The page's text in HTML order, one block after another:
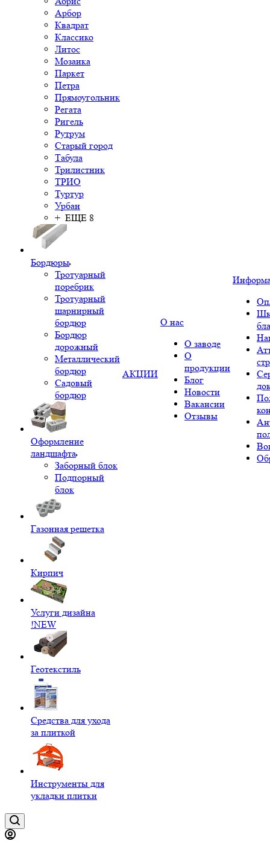
Арбор
Квадрат
Классико
Литос
Мозаика
Паркет
Петра
Прямоугольник
Регата
Ригель
Рутрум
Старый город
Табула
Трилистник
ТРИО
Туртур
Урбан
+ ЕЩЕ 8
Бордюры
Тротуарный
поребрик
Тротуарный
шарнирный
бордюр
Бордюр
дорожный
Металлический
бордюр
Садовый
бордюр
Оформление
ландшафта
Заборный блок
Подпорный
блок
Газонная решетка
Кирпич
Услуги дизайна
!NEW
Геотекстиль
Средства для ухода
за плиткой
Инструменты для
укладки плитки
АКЦИИ
О нас
О заводе
О
продукции
Блог
Новости
Вакансии
Отзывы